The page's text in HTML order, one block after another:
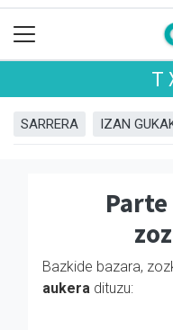
SARRERA IZAN
Bazkide bazara,
aukera dituzu: